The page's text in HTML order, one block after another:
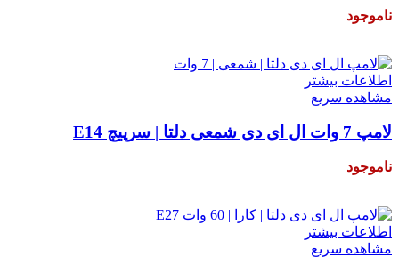
ناموجود
اطلاعات بیشتر
مشاهده سریع
لامپ 7 وات ال ای دی شمعی دلتا | سرپیچ E14
ناموجود
اطلاعات بیشتر
مشاهده سریع